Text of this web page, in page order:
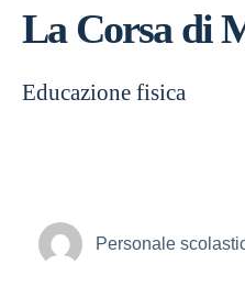
La Corsa di
Educazione fisica
Personale